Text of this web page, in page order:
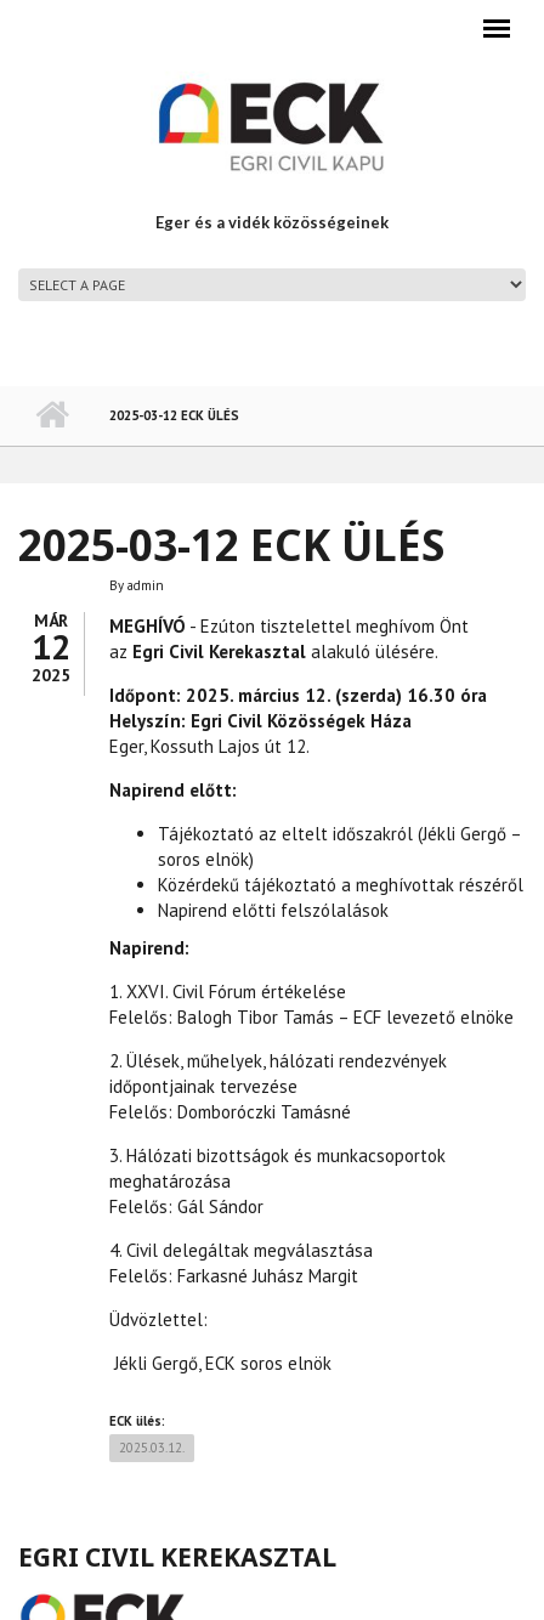
Eger és a vidék közösségeinek
2025-03-12 ECK ÜLÉS
2025-03-12 ECK ÜLÉS
MÁR
12
2025
By admin
MEGHÍVÓ - Ezúton tisztelettel meghívom Önt
az Egri Civil Kerekasztal alakuló ülésére.
Időpont: 2025. március 12. (szerda) 16.30 óra
Helyszín: Egri Civil Közösségek Háza
Eger, Kossuth Lajos út 12.
Napirend előtt:
Tájékoztató az eltelt időszakról (Jékli Gergő –
soros elnök)
Közérdekű tájékoztató a meghívottak részéről
Napirend előtti felszólalások
Napirend:
1. XXVI. Civil Fórum értékelése
Felelős: Balogh Tibor Tamás – ECF levezető elnöke
2. Ülések, műhelyek, hálózati rendezvények
időpontjainak tervezése
Felelős: Domboróczki Tamásné
3. Hálózati bizottságok és munkacsoportok
meghatározása
Felelős: Gál Sándor
4. Civil delegáltak megválasztása
Felelős: Farkasné Juhász Margit
Üdvözlettel:
Jékli Gergő, ECK soros elnök
ECK ülés:
2025.03.12.
EGRI CIVIL KEREKASZTAL